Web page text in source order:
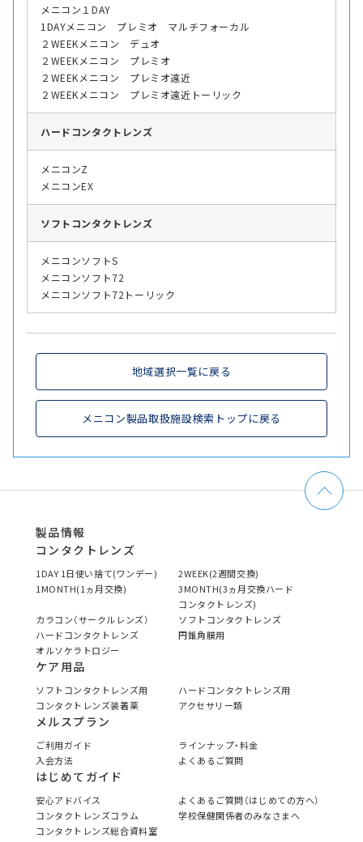
メニコン１DAY
1DAYメニコン プレミオ マルチフォーカル
２WEEKメニコン デュオ
２WEEKメニコン プレミオ
２WEEKメニコン プレミオ遠近
２WEEKメニコン プレミオ遠近トーリック
ハード コンタクトレンズ
メニコンZ
メニコンEX
ソフト コンタクトレンズ
メニコンソフトS
メニコンソフト72
メニコンソフト72トーリック
地域選択一覧に戻る
メニコン製品取扱施設検索トップに戻る
製品情報
コンタクトレンズ
1DAY 1日使い捨て(ワンデー)
2WEEK(2週間交換)
1MONTH(1ヵ月交換)
3MONTH(3ヵ月交換ハード
コンタクトレンズ)
カラコン（サークルレンズ）
ソフトコンタクトレンズ
ハードコンタクトレンズ
円錐角膜用
オルソケラトロジー
ケア用品
ソフトコンタクトレンズ用
ハードコンタクトレンズ用
コンタクトレンズ装着薬
アクセサリー類
メルスプラン
ご利用ガイド
ラインナップ・料金
入会方法
よくあるご質問
はじめてガイド
安心アドバイス
よくあるご質問（はじめての方へ）
コンタクトレンズコラム
学校保健関係者のみなさまへ
コンタクトレンズ総合資料室